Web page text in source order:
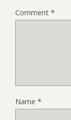
Comment *
Name *